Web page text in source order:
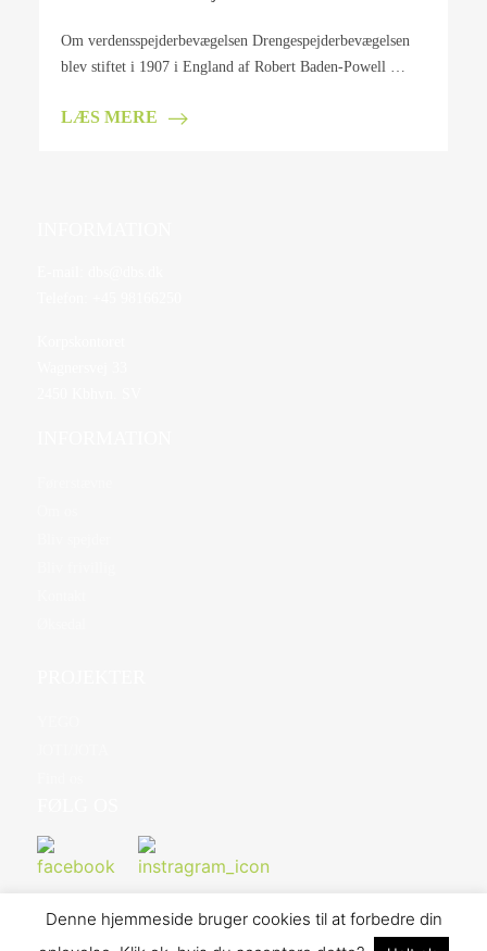
Om verdensspejderbevægelsen Drengespejderbevægelsen
blev stiftet i 1907 i England af Robert Baden-Powell …
LÆS MERE
Denne hjemmeside bruger cookies til at forbedre din